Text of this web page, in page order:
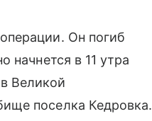
Он погиб
начнется в 11 утра
Великой
поселка Кедровка.